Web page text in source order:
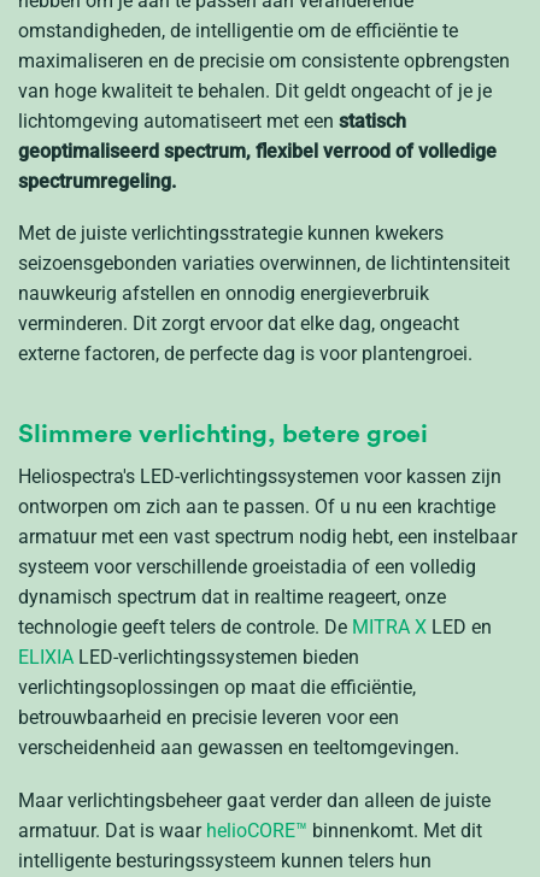
omstandigheden, de intelligentie om de efficiëntie te
maximaliseren en de precisie om consistente opbrengsten
van hoge kwaliteit te behalen. Dit geldt ongeacht of je je
lichtomgeving automatiseert met een statisch
geoptimaliseerd spectrum, flexibel verrood of volledige
spectrumregeling.
Met de juiste verlichtingsstrategie kunnen kwekers
seizoensgebonden variaties overwinnen, de lichtintensiteit
nauwkeurig afstellen en onnodig energieverbruik
verminderen. Dit zorgt ervoor dat elke dag, ongeacht
externe factoren, de perfecte dag is voor plantengroei.
Slimmere verlichting, betere groei
Heliospectra's LED-verlichtingssystemen voor kassen zijn
ontworpen om zich aan te passen. Of u nu een krachtige
armatuur met een vast spectrum nodig hebt, een instelbaar
systeem voor verschillende groeistadia of een volledig
dynamisch spectrum dat in realtime reageert, onze
technologie geeft telers de controle. De MITRA X LED en
ELIXIA LED-verlichtingssystemen bieden
verlichtingsoplossingen op maat die efficiëntie,
betrouwbaarheid en precisie leveren voor een
verscheidenheid aan gewassen en teeltomgevingen.
Maar verlichtingsbeheer gaat verder dan alleen de juiste
armatuur. Dat is waar helioCORE™ binnenkomt. Met dit
intelligente besturingssysteem kunnen telers hun